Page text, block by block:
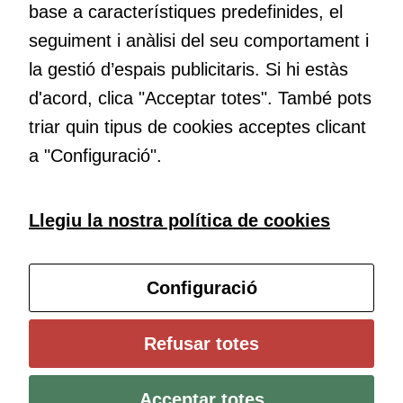
Educació
transformació. Volem contribuir a millorar-la impulsant
metodologies docents actives i ambients d’aprenentatge
dinàmics.
Subscriu-te al butlletí
Configura les cookies
Universitat de Girona
Política de cookies
Avís legal i protecció de dades Contacte
base a característiques predefinides, el
seguiment i anàlisi del seu comportament i
la gestió d’espais publicitaris. Si hi estàs
d'acord, clica "Acceptar totes". També pots
triar quin tipus de cookies acceptes clicant
a "Configuració".
Llegiu la nostra política de cookies
Configuració
Refusar totes